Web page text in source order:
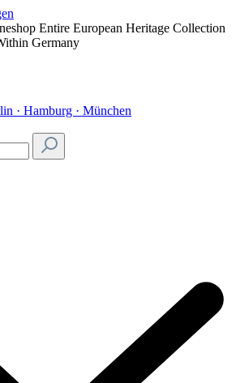
Entire European Heritage Collection
Germany
· Hamburg · München